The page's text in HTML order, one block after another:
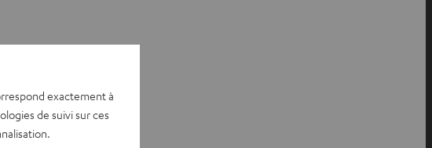
exactement à
de suivi sur ces